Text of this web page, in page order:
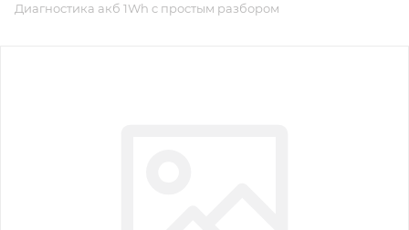
Диагностика акб 1Wh c простым разбором